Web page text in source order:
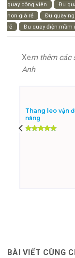
quay công viên
Đu
non giá rẻ
Đu quay
rẻ
Đu quay điện mầm
Xem thêm các
Anh
Thang leo vận
năng
BÀI VIẾT CÙNG